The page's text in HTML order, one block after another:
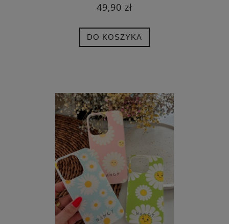
49,90 zł
DO KOSZYKA